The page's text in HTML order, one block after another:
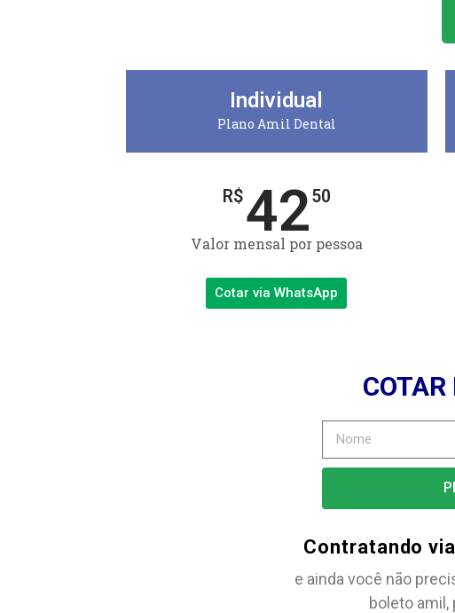
Individual
Plano Amil Dental
R$4250
Valor mensal por pessoa
Cotar via WhatsApp
Contratando via
e ainda você não
boleto